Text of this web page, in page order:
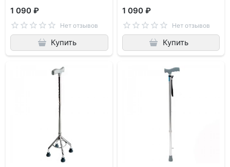
1 090 ₽
Нет отзывов
Купить
1 090 ₽
Нет отзывов
Купить